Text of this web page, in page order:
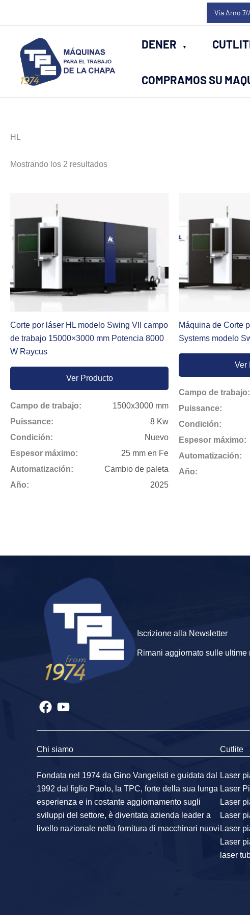
Via Arno
DENER
COMPRAMOS SU
HL
Mostrando los 2 resultadosOrdenado
Corte por láser HL modelo Swing VII campo
de trabajo 15000×3000 mm Potencia 8000
W Raycus
Ver Producto
Campo de trabajo:
1500x3000 mm
Puissance:
8 Kw
Condición:
Nuevo
Espesor máximo:
25 mm en Fe
Automatización:
Cambio de paleta
Año:
2025
Máquina de Corte
Systems modelo
Ver
Campo de trabajo:
Puissance:
Condición:
Espesor máximo:
Automatización:
Año:
Iscrizione alla Newsletter
Rimani aggiornato sulle
Chi siamo
Fondata nel 1974 da Gino Vangelisti e guidata dal
1992 dal figlio Paolo, la TPC, forte della sua lunga
esperienza e in costante aggiornamento sugli
sviluppi del settore, è diventata azienda leader a
livello nazionale nella fornitura di macchinari nuovi
Cutlite
Laser
Laser
Laser
Laser
Laser
Laser
laser